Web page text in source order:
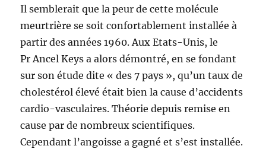
Il semblerait que la peur de cette molécule
meurtrière se soit confortablement installée à
partir des années 1960. Aux Etats-Unis, le
Pr Ancel Keys a alors démontré, en se fondant
sur son étude dite « des 7 pays », qu’un taux de
cholestérol élevé était bien la cause d’accidents
cardio-vasculaires. Théorie depuis remise en
cause par de nombreux scientifiques.
Cependant l’angoisse a gagné et s’est installée.